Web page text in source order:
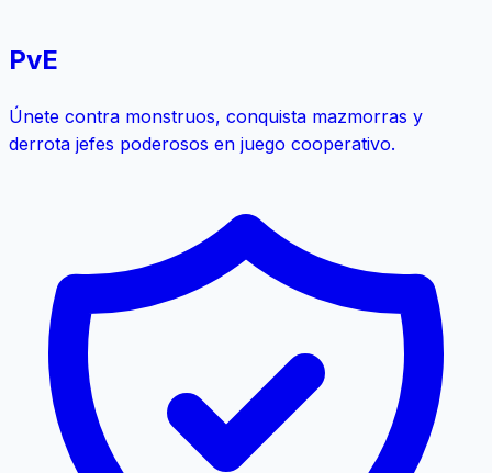
PvE
Únete contra monstruos, conquista mazmorras y
derrota jefes poderosos en juego cooperativo.